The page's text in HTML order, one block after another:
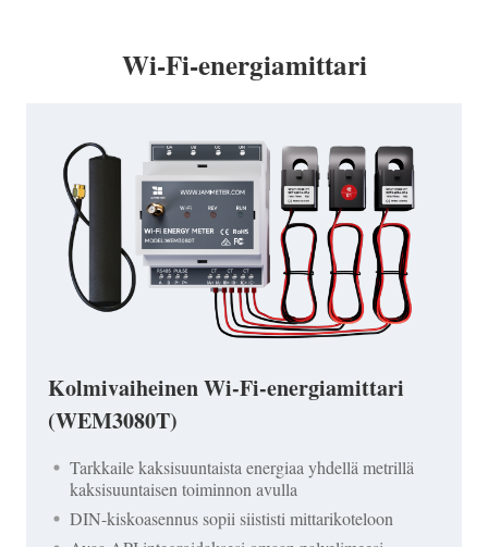
Wi-Fi-energiamittari
Kolmivaiheinen Wi-Fi-energiamittari
(WEM3080T)
Tarkkaile kaksisuuntaista energiaa yhdellä metrillä
kaksisuuntaisen toiminnon avulla
DIN-kiskoasennus sopii siististi mittarikoteloon